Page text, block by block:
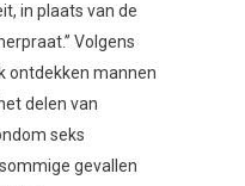
in plaats van de
Volgens
ontdekken mannen
delen van
seks
gevallen